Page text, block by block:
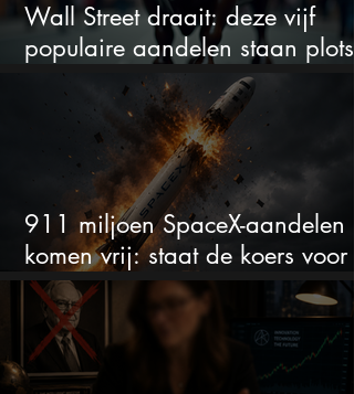
Wall Street draait: deze vijf
populaire aandelen staan plots
onder spanning
911 miljoen SpaceX-aandelen
komen vrij: staat de koers voor
een nieuwe crash?